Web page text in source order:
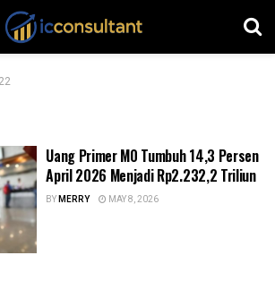
Uang Primer M0 Tumbuh 14,3 Persen
April 2026 Menjadi Rp2.232,2 Triliun
BYMERRY MAY 8, 2026